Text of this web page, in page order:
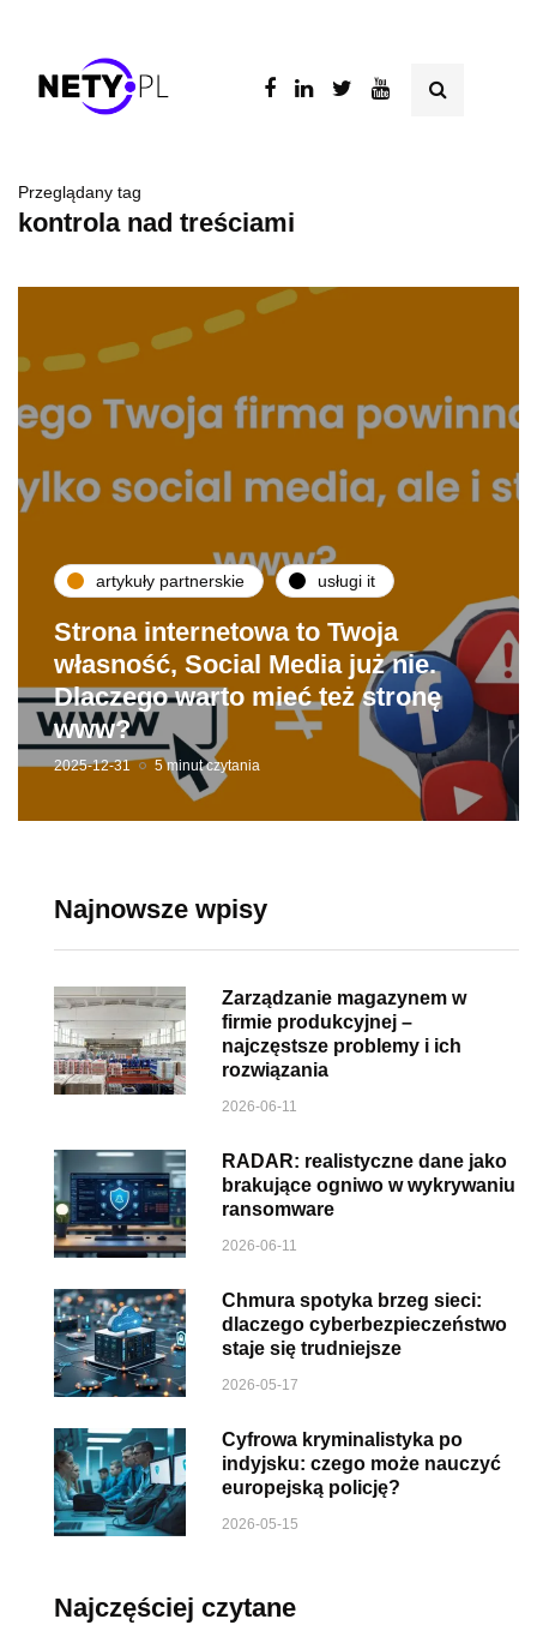
Przeglądany tag
kontrola nad treściami
artykuły partnerskie usługi it
Strona internetowa to Twoja
własność, Social Media już nie.
Dlaczego warto mieć też stronę
www?
2025-12-31 5 minut czytania
Najnowsze wpisy
Zarządzanie magazynem w
firmie produkcyjnej –
najczęstsze problemy i ich
rozwiązania
2026-06-11
RADAR: realistyczne dane jako
brakujące ogniwo w wykrywaniu
ransomware
2026-06-11
Chmura spotyka brzeg sieci:
dlaczego cyberbezpieczeństwo
staje się trudniejsze
2026-05-17
Cyfrowa kryminalistyka po
indyjsku: czego może nauczyć
europejską policję?
2026-05-15
Najczęściej czytane